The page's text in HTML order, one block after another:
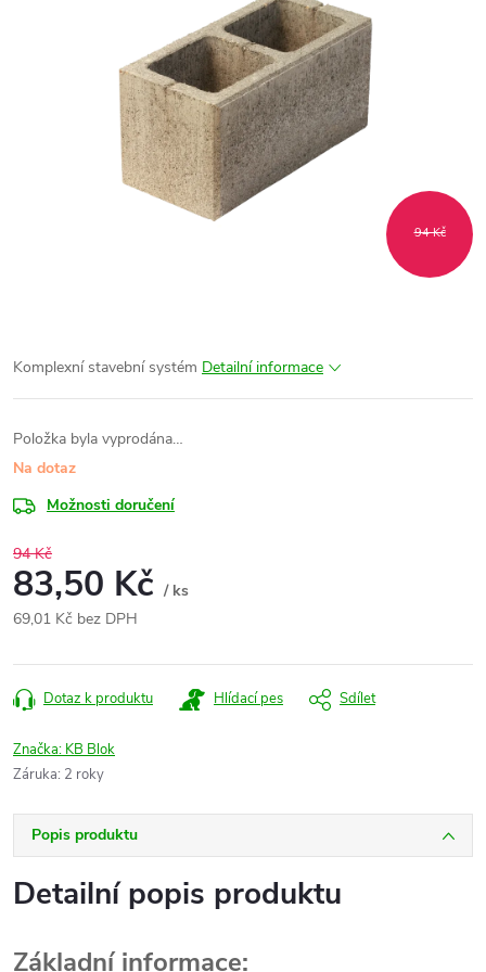
94 Kč
Komplexní stavební systém Detailní informace
Položka byla vyprodána…
Na dotaz
Možnosti doručení
94 Kč
83,50 Kč / ks
69,01 Kč bez DPH
cena:
Dotaz k produktu Hlídací pes Sdílet
Značka: KB Blok
Záruka: 2 roky
Popis produktu
Detailní popis produktu
Základní informace: